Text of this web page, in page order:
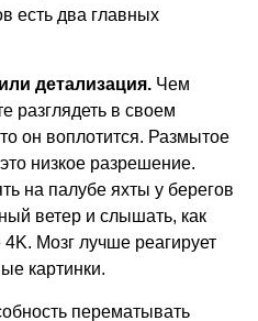
есть два главных
детализация. Чем
разглядеть в своем
он воплотится. Размытое
низкое разрешение.
на палубе яхты у берегов
ветер и слышать, как
4K. Мозг лучше реагирует
картинки.
перематывать